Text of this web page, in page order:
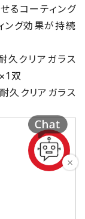
るコーティング
ング効果が持続
久クリアガラス
双
久クリアガラス